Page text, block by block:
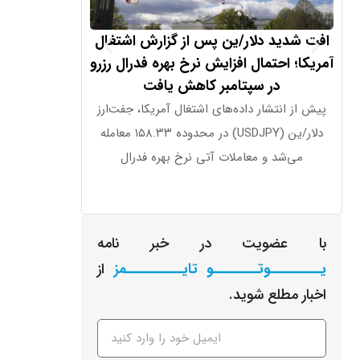
افت شدید دلار/ین پس از گزارش اشتغال
آمریکا؛ احتمال افزایش نرخ بهره فدرال رزرو
در سپتامبر کاهش یافت
پیش از انتشار داده‌های اشتغال آمریکا، جفت‌ارز
دلار/ین (USDJPY) در محدوده ۱۵۸.۳۳ معامله
می‌شد و معاملات آتی نرخ بهره فدرال
با عضویت در خبر نامه
یـــــــــوتــــــــو تایــــــــــمز از
اخبار مطلع شوید.